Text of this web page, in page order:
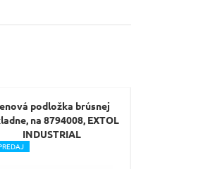
podložka brúsnej
na 8794008, EXTOL
INDUSTRIAL